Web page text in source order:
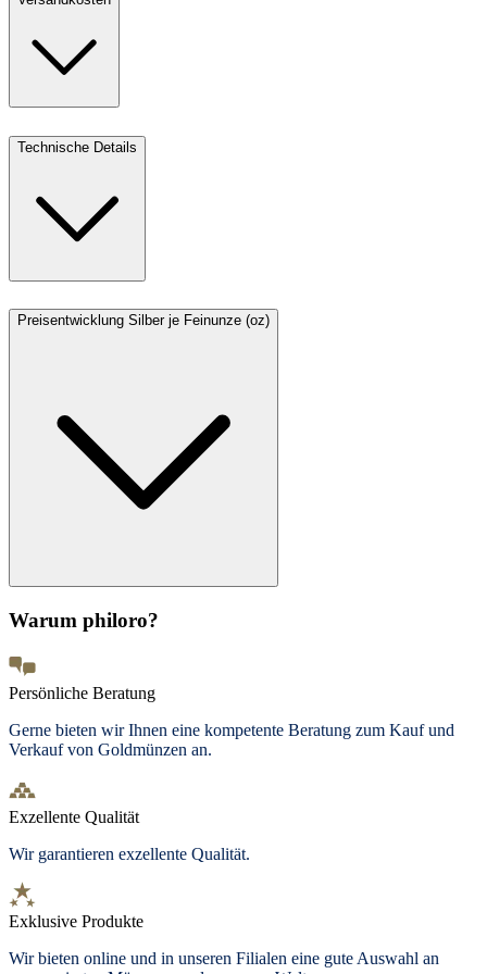
Technische Details
Preisentwicklung Silber je Feinunze (oz)
Warum philoro?
Persönliche Beratung
Gerne bieten wir Ihnen eine kompetente Beratung zum Kauf und
Verkauf von Goldmünzen an.
Exzellente Qualität
Wir garantieren exzellente Qualität.
Exklusive Produkte
Wir bieten online und in unseren Filialen eine gute Auswahl an